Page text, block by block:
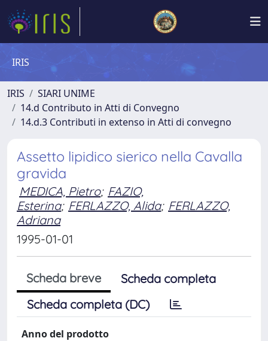
IRIS
IRIS
SIARI UNIME
14.d Contributo in Atti di Convegno
14.d.3 Contributi in extenso in Atti di convegno
Assetto lipidico sierico nella Cavalla
gravida
MEDICA, Pietro; FAZIO,
Esterina; FERLAZZO, Alida; FERLAZZO,
Adriana
1995-01-01
Scheda breve
Scheda completa
Scheda completa (DC)
Anno del prodotto